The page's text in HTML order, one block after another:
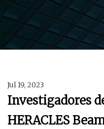
Jul 19, 2023
Investigadores
HERACLES